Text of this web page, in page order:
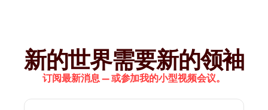
新的世界需要新的领袖
订阅最新消息 — 或参加我的小型视频会议。